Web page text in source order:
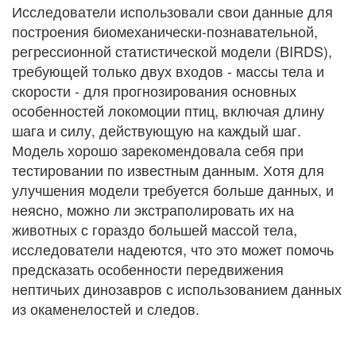
Исследователи использовали свои данные для
построения биомеханически-познавательной,
регрессионной статистической модели (BIRDS),
требующей только двух входов - массы тела и
скорости - для прогнозирования основных
особенностей локомоции птиц, включая длину
шага и силу, действующую на каждый шаг.
Модель хорошо зарекомендовала себя при
тестировании по известным данным. Хотя для
улучшения модели требуется больше данных, и
неясно, можно ли экстраполировать их на
животных с гораздо большей массой тела,
исследователи надеются, что это может помочь
предсказать особенности передвижения
нептичьих динозавров с использованием данных
из окаменелостей и следов.